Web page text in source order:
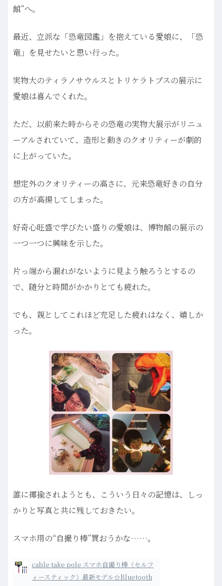
館”へ。
最近、立派な「恐竜図鑑」を抱えている愛娘に、「恐
竜」を見せたいと思い行った。
実物大のティラノサウルスとトリケラトプスの展示に
愛娘は喜んでくれた。
ただ、以前来た時からその恐竜の実物大展示がリニュ
ーアルされていて、造形と動きのクオリティーが劇的
に上がっていた。
想定外のクオリティーの高さに、元来恐竜好きの自分
の方が高揚してしまった。
好奇心旺盛で学びたい盛りの愛娘は、博物館の展示の
一つ一つに興味を示した。
片っ端から漏れがないように見よう触ろうとするの
で、随分と時間がかかりとても疲れた。
でも、親としてこれほど充足した疲れはなく、嬉しか
った。
誰に揶揄されようとも、こういう日々の記憶は、しっ
かりと写真と共に残しておきたい。
スマホ用の“自撮り棒”買おうかな……。
cable take pole スマホ自撮り棒（セルフ
ィースティック）最新モデル☆Bluetooth